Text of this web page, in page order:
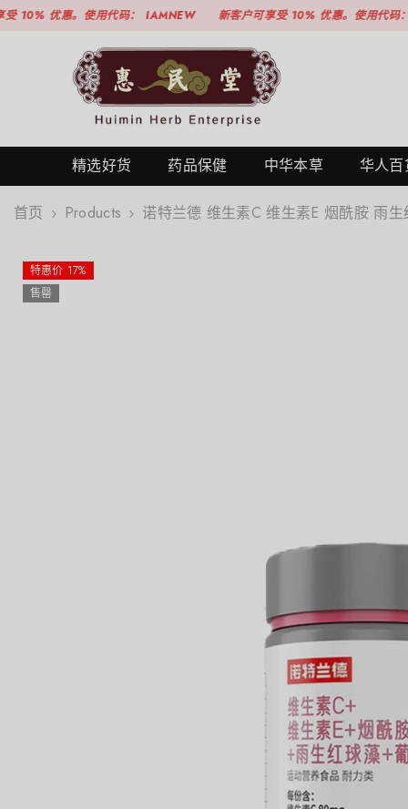
跳至内容
。使用代码： IAMNEW 新客户可享受 10% 优惠。使用代码： IAMNEW
精选好货 药品保健 中华本草 华人百
首页 Products 诺特兰德 维生素C 维生素E 烟酰胺 雨
特惠价 17%
售罄